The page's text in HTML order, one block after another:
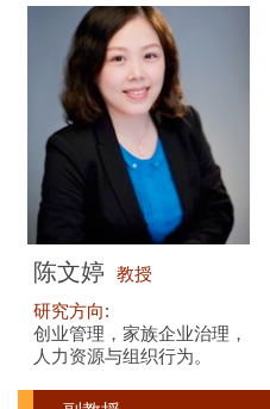
陈文婷
教授
研究方向:
创业管理，家族企业治理，
人力资源与组织行为。